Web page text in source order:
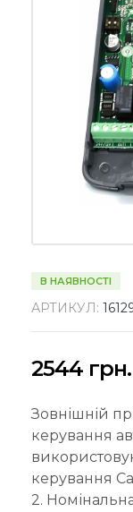
В НАЯВНОСТІ
АРТИКУЛ:
2544 грн.
Зовнішній
керування
керування
2.